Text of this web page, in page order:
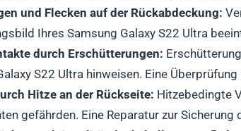
und Flecken auf der Rückabdeckung:
Ihres Samsung Galaxy S22 Ultra
durch Erschütterungen:
S22 Ultra hinweisen. Eine
Hitze an der Rückseite: Hitzebedingte
gefährden. Eine Reparatur zur